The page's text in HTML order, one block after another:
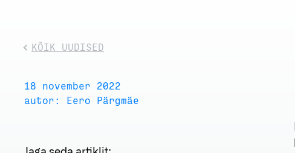
KÕIK UUDISED
18 november 2022
autor: Eero Pärgmäe